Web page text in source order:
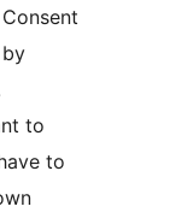
to
to